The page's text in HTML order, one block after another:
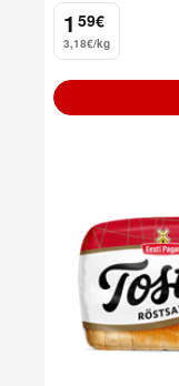
1
. 59€
3,18€/kg